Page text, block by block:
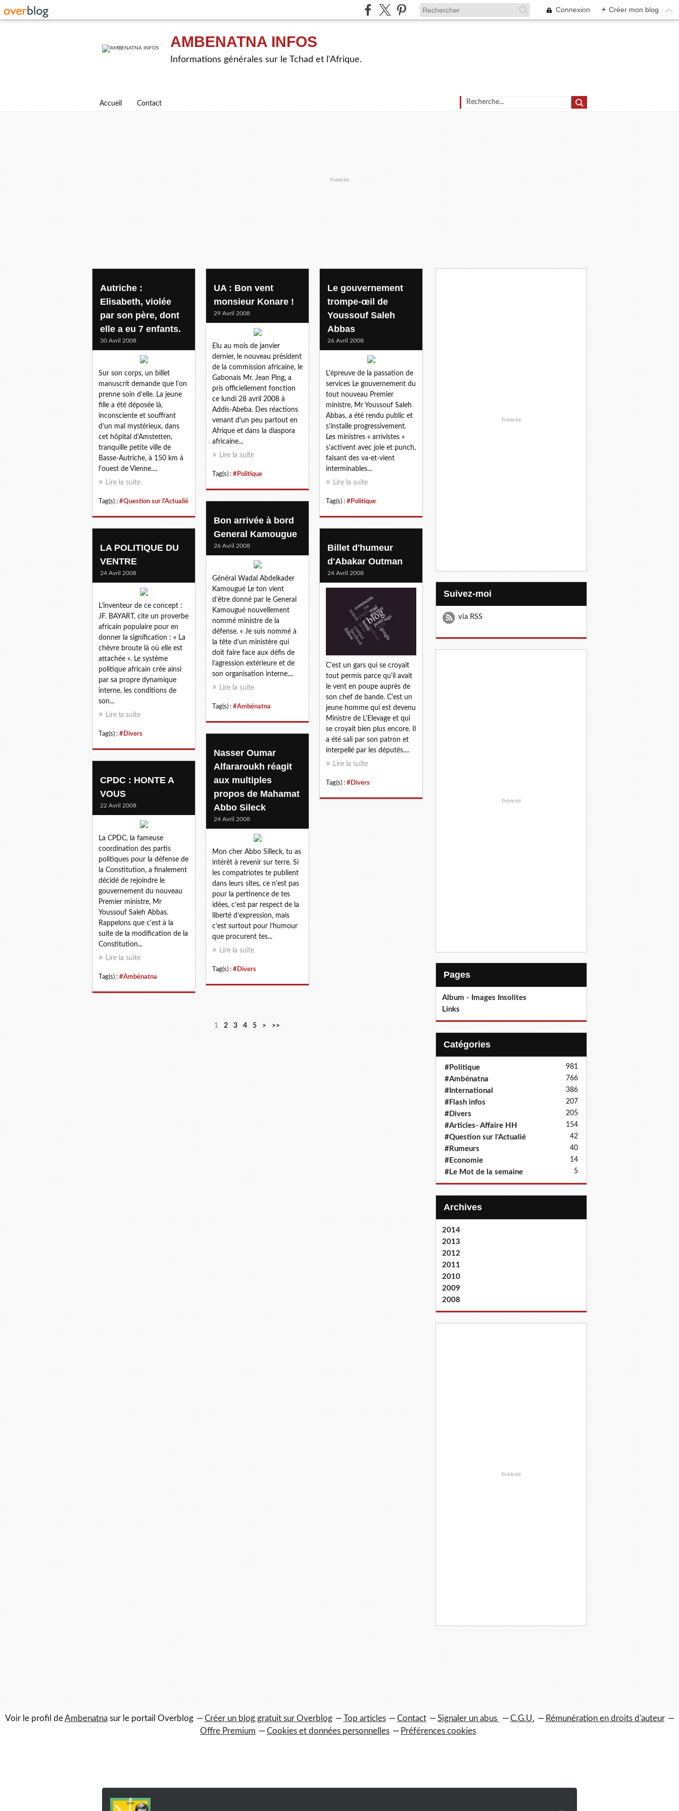
Connexion + Créer mon blog
AMBENATNA INFOS
Informations générales sur le Tchad et l'Afrique.
Accueil Contact
Publicité
Autriche :
Elisabeth, violée
par son père, dont
elle a eu 7 enfants.
30 Avril 2008
Sur son corps, un billet
manuscrit demande que l’on
prenne soin d’elle. La jeune
fille a été déposée là,
inconsciente et souffrant
d’un mal mystérieux, dans
cet hôpital d’Amstetten,
tranquille petite ville de
Basse-Autriche, à 150 km à
l’ouest de Vienne....
Lire la suite
Tag(s) : #Question sur l'Actualié
UA : Bon vent
monsieur Konare !
29 Avril 2008
Elu au mois de janvier
dernier, le nouveau président
de la commission africaine, le
Gabonais Mr. Jean Ping, a
pris officiellement fonction
ce lundi 28 avril 2008 à
Addis-Abeba. Des réactions
venant d'un peu partout en
Afrique et dans la diaspora
africaine...
Lire la suite
Tag(s) : #Politique
Le gouvernement
trompe-œil de
Youssouf Saleh
Abbas
26 Avril 2008
L'épreuve de la passation de
services Le gouvernement du
tout nouveau Premier
ministre, Mr Youssouf Saleh
Abbas, a été rendu public et
s’installe progressivement.
Les ministres « arrivistes »
s’activent avec joie et punch,
faisant des va-et-vient
interminables...
Lire la suite
Tag(s) : #Politique
Bon arrivée à bord
General Kamougue
26 Avril 2008
Général Wadal Abdelkader
Kamougué Le ton vient
d’être donné par le General
Kamougué nouvellement
nommé ministre de la
défense. « Je suis nommé à
la tête d’un ministère qui
doit faire face aux défis de
l’agression extérieure et de
son organisation interne....
Lire la suite
Tag(s) : #Ambénatna
LA POLITIQUE DU
VENTRE
24 Avril 2008
L’inventeur de ce concept :
JF. BAYART, cite un proverbe
africain populaire pour en
donner la signification : « La
chèvre broute là où elle est
attachée ». Le système
politique africain crée ainsi
par sa propre dynamique
interne, les conditions de
son...
Lire la suite
Tag(s) : #Divers
Billet d'humeur
d'Abakar Outman
24 Avril 2008
C'est un gars qui se croyait
tout permis parce qu'il avait
le vent en poupe auprès de
son chef de bande. C'est un
jeune homme qui est devenu
Ministre de L'Elevage et qui
se croyait bien plus encore. Il
a été sali par son patron et
interpellé par les députés....
Lire la suite
Tag(s) : #Divers
Nasser Oumar
Alfararoukh réagit
aux multiples
propos de Mahamat
Abbo Sileck
24 Avril 2008
Mon cher Abbo Silleck, tu as
intérêt à revenir sur terre. Si
les compatriotes te publient
dans leurs sites, ce n’est pas
pour la pertinence de tes
idées, c’est par respect de la
liberté d’expression, mais
c’est surtout pour l’humour
que procurent tes...
Lire la suite
Tag(s) : #Divers
CPDC : HONTE A
VOUS
22 Avril 2008
La CPDC, la fameuse
coordination des partis
politiques pour la défense de
la Constitution, a finalement
décidé de rejoindre le
gouvernement du nouveau
Premier ministre, Mr
Youssouf Saleh Abbas.
Rappelons que c'est à la
suite de la modification de la
Constitution...
Lire la suite
Tag(s) : #Ambénatna
1 2 3 4 5 > >>
Publicité
Suivez-moi
via RSS
Publicité
Pages
Album - Images Insolites
Links
Catégories
#Politique 981
#Ambénatna 766
#International 386
#Flash infos 207
#Divers 205
#Articles- Affaire HH 154
#Question sur l'Actualié 42
#Rumeurs 40
#Economie 14
#Le Mot de la semaine 5
Archives
2014
2013
2012
2011
2010
2009
2008
Publicité
Voir le profil deAmbenatnasur le portail Overblog Créer un blog gratuit sur Overblog Top articles Contact Signaler un abus C.G.U.
Rémunération en droits d'auteur
Offre Premium
Cookies et données personnelles Préférences cookies